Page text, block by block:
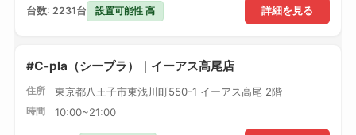
詳細を見る
台数: 2231台 設置可能性 高
#C-pla（シープラ）｜イーアス高尾店
住所 東京都八王子市東浅川町550-1 イーアス高尾 2階
時間 10:00~21:00